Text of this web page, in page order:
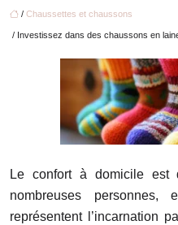
/ Chaussettes et chaussons
/ Investissez dans des chaussons en
Le confort à domicile est
nombreuses
représentent l’incarnation